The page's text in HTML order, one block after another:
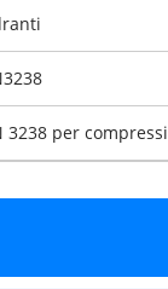
per compressi